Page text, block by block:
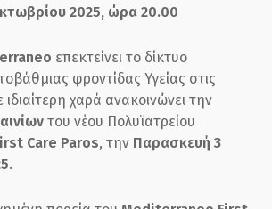
2025, ώρα 20.00
επεκτείνει το δίκτυο
φροντίδας Υγείας στις
χαρά ανακοινώνει την
του νέου Πολυϊατρείου
Care Paros, την Παρασκευή 3
.